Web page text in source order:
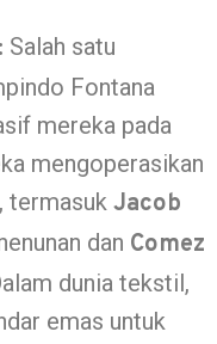
Salah satu
Fontana
mereka pada
mengoperasikan
termasuk Jacob
dan Comez
dunia tekstil,
emas untuk